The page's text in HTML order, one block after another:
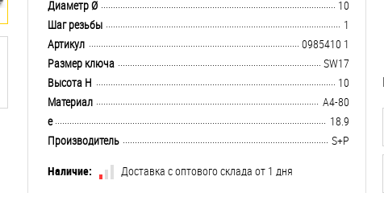
Диаметр Ø
10
Шаг резьбы
1
Артикул
0985410 1
Размер ключа
SW17
Высота H
10
Материал
А4-80
e
18.9
Производитель
S+P
Наличие:
Доставка с оптового склада от 1 дня